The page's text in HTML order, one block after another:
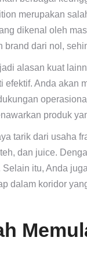
merupakan
dikenal oleh
brand dari nol,
alasan kuat
efektif. Anda akan
produk
tarik dari usaha
dan juice.
itu, Anda
dalam koridor